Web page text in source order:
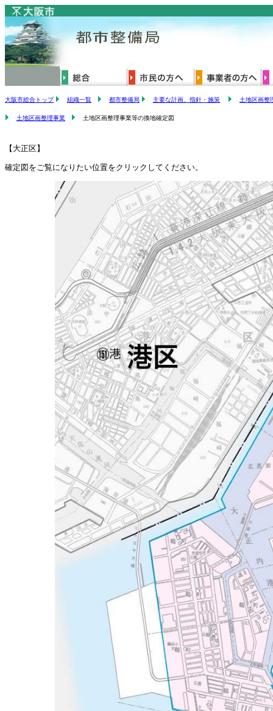
大阪市総合トップ 組織一覧 都市整備局 主要な計画、指針・施策 土地区画整
土地区画整理事業 土地区画整理事業等の換地確定図
【大正区】
確定図をご覧になりたい位置をクリックしてください。